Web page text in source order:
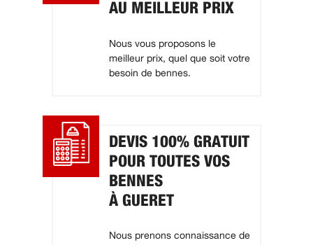
AU MEILLEUR PRIX
Nous vous proposons le
meilleur prix, quel que soit votre
besoin de bennes.
DEVIS 100% GRATUIT
POUR TOUTES VOS
BENNES
À GUERET
Nous prenons connaissance de